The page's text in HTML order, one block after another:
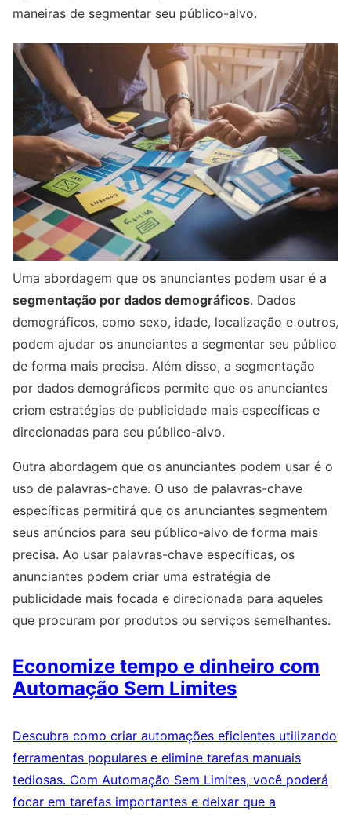
maneiras de segmentar seu público-alvo.
Uma abordagem que os anunciantes podem usar é a
segmentação por dados demográficos. Dados
demográficos, como sexo, idade, localização e outros,
podem ajudar os anunciantes a segmentar seu público
de forma mais precisa. Além disso, a segmentação
por dados demográficos permite que os anunciantes
criem estratégias de publicidade mais específicas e
direcionadas para seu público-alvo.
Outra abordagem que os anunciantes podem usar é o
uso de palavras-chave. O uso de palavras-chave
específicas permitirá que os anunciantes segmentem
seus anúncios para seu público-alvo de forma mais
precisa. Ao usar palavras-chave específicas, os
anunciantes podem criar uma estratégia de
publicidade mais focada e direcionada para aqueles
que procuram por produtos ou serviços semelhantes.
Economize tempo e dinheiro com
Automação Sem Limites
Descubra como criar automações eficientes utilizando
ferramentas populares e elimine tarefas manuais
tediosas. Com Automação Sem Limites, você poderá
focar em tarefas importantes e deixar que a